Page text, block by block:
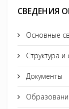
СВЕДЕНИЯ
Основные
Структура
Документы